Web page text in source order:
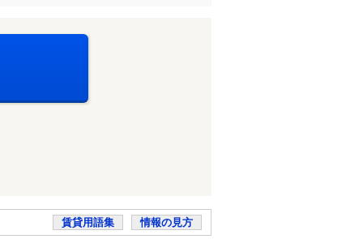
賃貸用語集 情報の見方